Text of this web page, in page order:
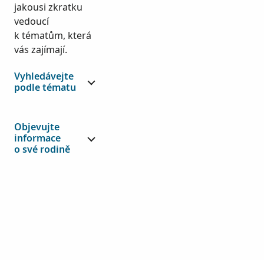
jakousi zkratku
vedoucí
k tématům, která
vás zajímají.
Vyhledávejte
podle tématu
Objevujte
informace
o své rodině